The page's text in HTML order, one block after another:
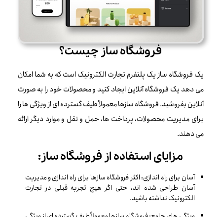
فروشگاه ساز چیست؟
یک فروشگاه ساز یک پلتفرم تجارت الکترونیک است که به شما امکان
می دهد یک فروشگاه آنلاین ایجاد کنید و محصولات خود را به صورت
آنلاین بفروشید. فروشگاه سازها معمولاً طیف گسترده ای از ویژگی ها را
برای مدیریت محصولات، پرداخت ها، حمل و نقل و موارد دیگر ارائه
می دهند.
مزایای استفاده از فروشگاه ساز:
آسان برای راه اندازی: اکثر فروشگاه سازها برای راه اندازی و مدیریت
آسان طراحی شده اند، حتی اگر هیچ تجربه قبلی در تجارت
الکترونیک نداشته باشید.